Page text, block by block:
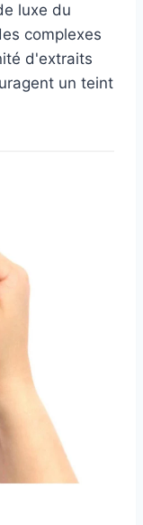
luxe du
complexes
d'extraits
un teint